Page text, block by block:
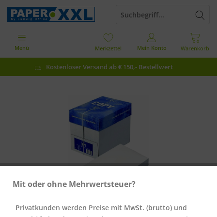
Kostenloser Versand ab € 150,- Bestellwert
Warenkorb
Merkzettel Mein Konto
Menü
Mit oder ohne Mehrwertsteuer?
Privatkunden werden Preise mit MwSt. (brutto) und